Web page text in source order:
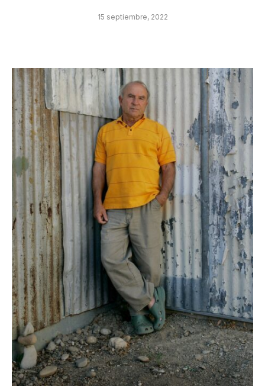
15 septiembre, 2022